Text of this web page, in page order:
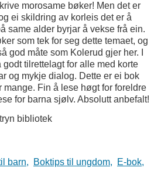
morosame bøker! Men det er
ei skildring av korleis det er å
same alder byrjar å vekse frå ein.
som tek for seg dette temaet, og
god måte som Kolerud gjer her. I
tilrettelagt for alle med korte
og mykje dialog. Dette er ei bok
mange. Fin å lese høgt for foreldre
for barna sjølv. Absolutt anbefalt!
bibliotek
barn, Boktips til ungdom, E-bok,